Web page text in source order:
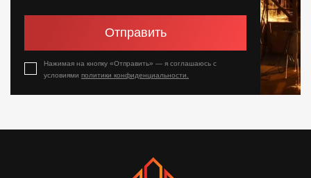
Отправить
Нажимая на кнопку «Отправить» — я соглашаюсь с
условиями политики конфиденциальности.